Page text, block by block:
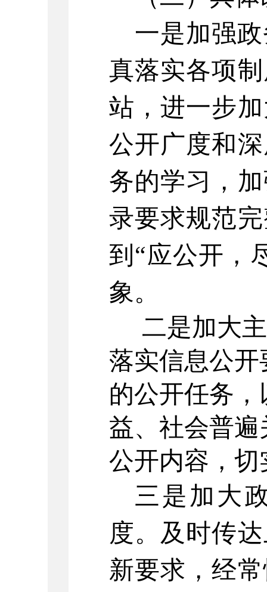
一是加强
真落实各项
站，进一步
公开广度和
务的学习，
录要求规范
到 “应公开，
象。
二是加大
落实信息公
的公开任务
益、社会普
公开内容，
三是加大
度。及时传
新要求，经